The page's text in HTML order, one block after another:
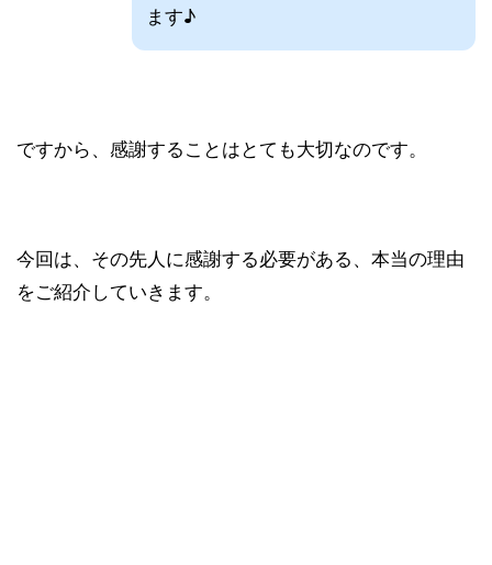
ます♪
ですから、感謝することはとても大切なのです。
今回は、その先人に感謝する必要がある、本当の理由
をご紹介していきます。